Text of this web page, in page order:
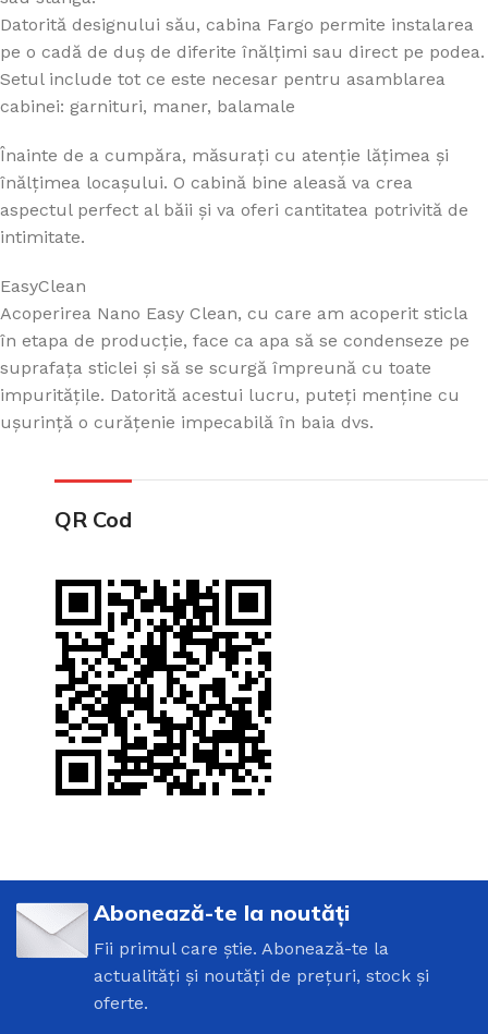
Datorită designului său, cabina Fargo permite instalarea
pe o cadă de duș de diferite înălțimi sau direct pe podea.
Setul include tot ce este necesar pentru asamblarea
cabinei: garnituri, maner, balamale
Înainte de a cumpăra, măsurați cu atenție lățimea și
înălțimea locașului. O cabină bine aleasă va crea
aspectul perfect al băii și va oferi cantitatea potrivită de
intimitate.
EasyClean
Acoperirea Nano Easy Clean, cu care am acoperit sticla
în etapa de producție, face ca apa să se condenseze pe
suprafața sticlei și să se scurgă împreună cu toate
impuritățile. Datorită acestui lucru, puteți menține cu
ușurință o curățenie impecabilă în baia dvs.
QR Cod
Abonează-te la noutăți
Fii primul care știe. Abonează-te la
actualități și noutăți de prețuri, stock și
oferte.